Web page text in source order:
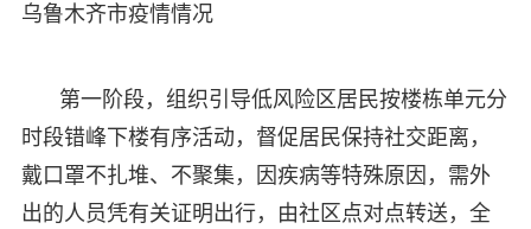
乌鲁木齐市疫情情况
第一阶段，组织引导低风险区居民按楼栋单元分
时段错峰下楼有序活动，督促居民保持社交距离，
戴口罩不扎堆、不聚集，因疾病等特殊原因，需外
出的人员凭有关证明出行，由社区点对点转送，全